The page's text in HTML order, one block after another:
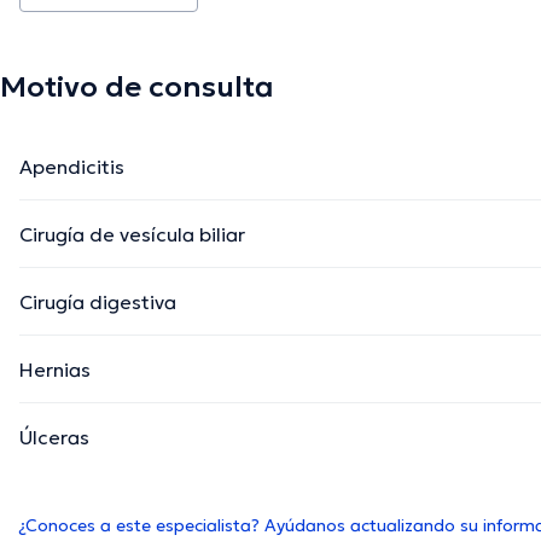
Motivo de consulta
Apendicitis
Cirugía de vesícula biliar
Cirugía digestiva
Hernias
Úlceras
¿Conoces a este especialista? Ayúdanos actualizando su